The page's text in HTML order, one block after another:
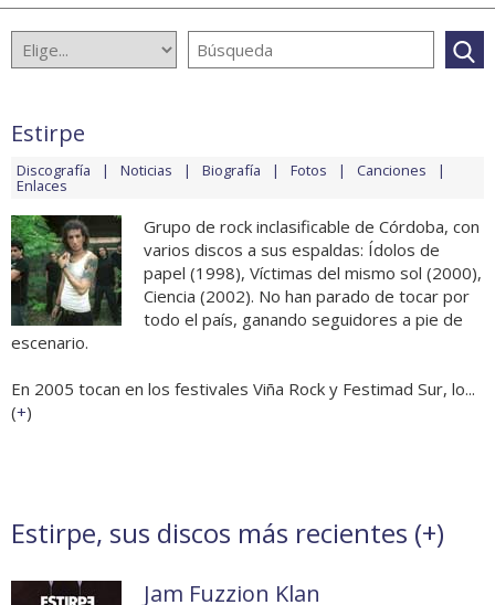
Estirpe
Discografía Noticias Biografía Fotos Canciones
Enlaces
Grupo de rock inclasificable de Córdoba, con
varios discos a sus espaldas: Ídolos de
papel (1998), Víctimas del mismo sol (2000),
Ciencia (2002). No han parado de tocar por
todo el país, ganando seguidores a pie de
escenario.
En 2005 tocan en los festivales Viña Rock y Festimad Sur, lo...
(+)
Estirpe, sus discos más recientes (+)
Jam Fuzzion Klan